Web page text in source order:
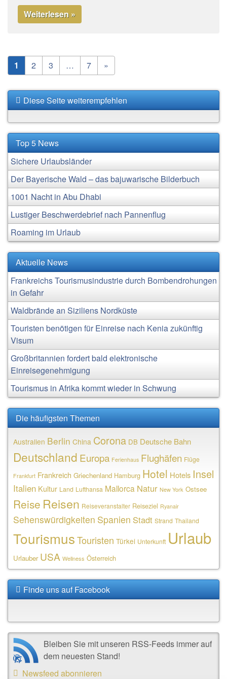
Weiterlesen »
1 2 3 … 7 »
Diese Seite weiterempfehlen
Top 5 News
Sichere Urlaubsländer
Der Bayerische Wald – das bajuwarische Bilderbuch
1001 Nacht in Abu Dhabi
Lustiger Beschwerdebrief nach Pannenflug
Roaming im Urlaub
Aktuelle News
Frankreichs Tourismusindustrie durch Bombendrohungen
in Gefahr
Waldbrände an Siziliens Nordküste
Touristen benötigen für Einreise nach Kenia zukünftig
Visum
Großbritannien fordert bald elektronische
Einreisegenehmigung
Tourismus in Afrika kommt wieder in Schwung
Die häufigsten Themen
Australien Berlin China Corona DB Deutsche Bahn
Deutschland Europa Ferienhaus Flughäfen Flüge
Frankfurt Frankreich Griechenland Hamburg Hotel Hotels Insel
Italien Kultur Land Lufthansa Mallorca Natur New York Ostsee
Reise Reisen Reiseveranstalter Reiseziel Ryanair
Sehenswürdigkeiten Spanien Stadt Strand Thailand
TourismusTouristen Türkei Unterkunft Urlaub
Urlauber USA Wellness Österreich
Finde uns auf Facebook
Bleiben Sie mit unseren RSS-Feeds immer auf
dem neuesten Stand!
Newsfeed abonnieren